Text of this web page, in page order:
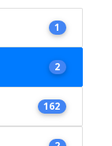
1
2
162